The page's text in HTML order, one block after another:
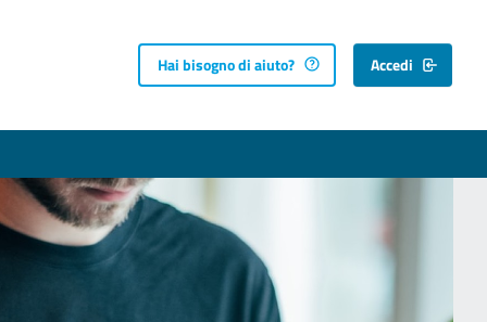
Hai bisogno di aiuto? Accedi